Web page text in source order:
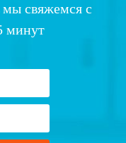
мы свяжемся с
минут